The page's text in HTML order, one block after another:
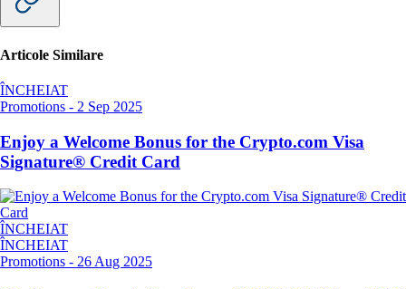
Articole Similare
ÎNCHEIAT
Promotions - 2 Sep 2025
Enjoy a Welcome Bonus for the Crypto.com Visa
Signature® Credit Card
ÎNCHEIAT
ÎNCHEIAT
Promotions - 26 Aug 2025